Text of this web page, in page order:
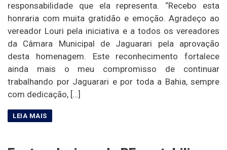
responsabilidade que ela representa. “Recebo esta
honraria com muita gratidão e emoção. Agradeço ao
vereador Louri pela iniciativa e a todos os vereadores
da Câmara Municipal de Jaguarari pela aprovação
desta homenagem. Este reconhecimento fortalece
ainda mais o meu compromisso de continuar
trabalhando por Jaguarari e por toda a Bahia, sempre
com dedicação, […]